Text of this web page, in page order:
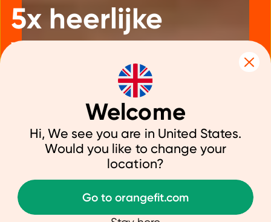
5x heerlijke
vegan
14 maart 2024 Voeding
Bijna iedereen houdt wel van een
Welcome
Hi, We see you are in United States.
Would you like to change your
location?
Go to orangefit.com